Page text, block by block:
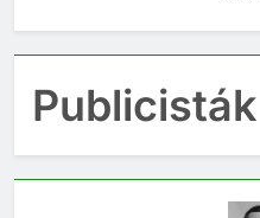
Publicisták